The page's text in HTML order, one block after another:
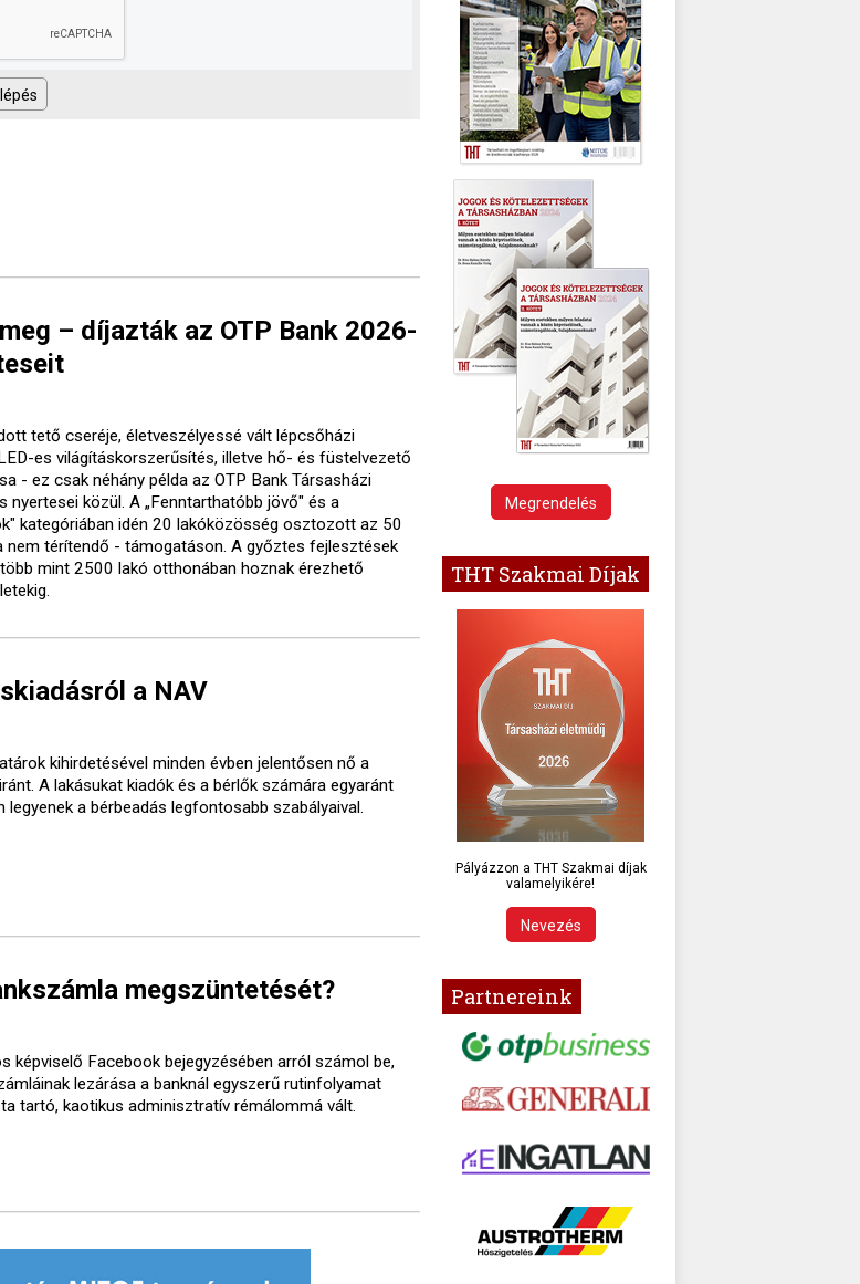
– díjazták az OTP Bank 2026-
tető cseréje, életveszélyessé vált lépcsőházi
es világításkorszerűsítés, illetve hő- és füstelvezető
- ez csak néhány példa az OTP Bank Társasházi
nyertesei közül. A „Fenntarthatóbb jövő" és a
kategóriában idén 20 lakóközösség osztozott az 50
térítendő - támogatáson. A győztes fejlesztések
mint 2500 lakó otthonában hoznak érezhető
a NAV
kihirdetésével minden évben jelentősen nő a
A lakásukat kiadók és a bérlők számára egyaránt
a bérbeadás legfontosabb szabályaival.
megszüntetését?
képviselő Facebook bejegyzésében arról számol be,
lezárása a banknál egyszerű rutinfolyamat
tartó, kaotikus adminisztratív rémálommá vált.
Megrendelés
THT Szakmai Díjak
Pályázzon a THT Szakmai díjak
valamelyikére!
Nevezés
Partnereink